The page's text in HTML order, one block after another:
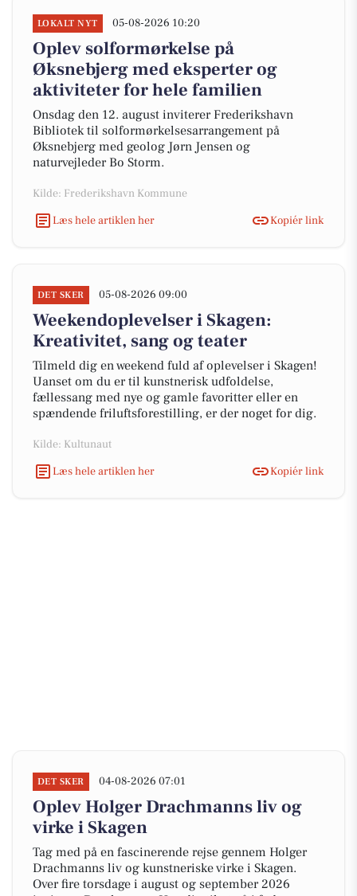
LOKALT NYT 05-08-2026 10:20
Oplev solformørkelse på
Øksnebjerg med eksperter og
aktiviteter for hele familien
Onsdag den 12. august inviterer Frederikshavn
Bibliotek til solformørkelsesarrangement på
Øksnebjerg med geolog Jørn Jensen og
naturvejleder Bo Storm.
Kilde: Frederikshavn Kommune
Læs hele artiklen her
Kopiér link
DET SKER 05-08-2026 09:00
Weekendoplevelser i Skagen:
Kreativitet, sang og teater
Tilmeld dig en weekend fuld af oplevelser i Skagen!
Uanset om du er til kunstnerisk udfoldelse,
fællessang med nye og gamle favoritter eller en
spændende friluftsforestilling, er der noget for dig.
Kilde: Kultunaut
Læs hele artiklen her
Kopiér link
DET SKER 04-08-2026 07:01
Oplev Holger Drachmanns liv og
virke i Skagen
Tag med på en fascinerende rejse gennem Holger
Drachmanns liv og kunstneriske virke i Skagen.
Over fire torsdage i august og september 2026